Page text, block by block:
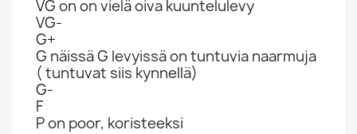
VG on on vielä oiva kuuntelulevy
VG-
G+
G näissä G levyissä on tuntuvia naarmuja
( tuntuvat siis kynnellä)
G-
F
P on poor, koristeeksi